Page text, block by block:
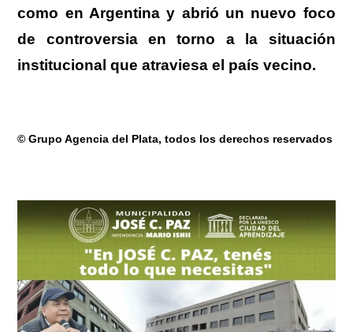
como en Argentina y abrió un nuevo foco
de controversia en torno a la situación
institucional que atraviesa el país vecino.
© Grupo Agencia del Plata, todos los derechos reservados